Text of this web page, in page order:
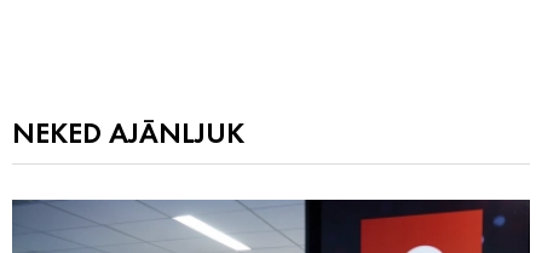
NEKED AJÁNLJUK